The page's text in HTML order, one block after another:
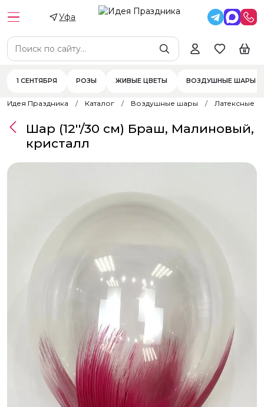
Уфа
1 СЕНТЯБРЯ РОЗЫ ЖИВЫЕ ЦВЕТЫ ВОЗДУШНЫЕ ШАРЫ
Идея Праздника Каталог Воздушные шары Латексные
Шар (12''/30 см) Браш, Малиновый,
кристалл